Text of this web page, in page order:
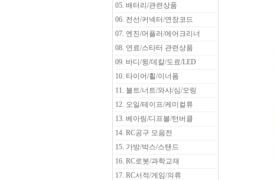
05. 배터리/관련상품
06. 전선/커넥터/연장코드
07. 엔진/머플러/에어크리너
08. 연료/스타터 관련상품
09. 바디/윙/데칼/도료/LED
10. 타이어/휠/이너폼
11. 볼트/너트/와샤/심/오링
12. 오일/테이프/케미컬류
13. 베아링/디프볼/턴버클
14. RC공구 모음전
15. 가방/박스/스탠드
16. RC로봇/과학교재
17. RC서적/게임/의류